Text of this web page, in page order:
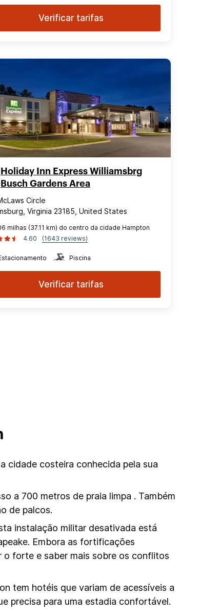
Verificar tarifas
Holiday Inn Express Williamsbrg
Busch Gardens Area
Circle
Virginia 23185, United States
milhas (37.11 km) do centro da cidade Hampton
4.60
(1643 reviews)
Piscina
Verificar tarifas
cidade costeira conhecida pela sua
a 700 metros de praia limpa . Também
de palcos.
instalação militar desativada está
Embora as fortificações
forte e saber mais sobre os conflitos
tem hotéis que variam de acessíveis a
precisa para uma estadia confortável.